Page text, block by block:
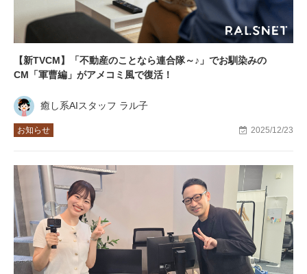
【新TVCM】「不動産のことなら連合隊～♪」でお馴染みの
CM「軍曹編」がアメコミ風で復活！
癒し系AIスタッフ ラル子
お知らせ 2025/12/23